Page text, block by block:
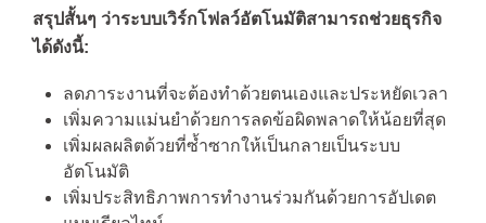
สรุปสั้นๆ ว่าระบบเวิร์กโฟลว์อัตโนมัติสามารถช่วยธุรกิจ
ได้ดังนี้:
ลดภาระงานที่จะต้องทำด้วยตนเองและประหยัดเวลา
เพิ่มความแม่นยำด้วยการลดข้อผิดพลาดให้น้อยที่สุด
เพิ่มผลผลิตด้วยที่ซ้ำซากให้เป็นกลายเป็นระบบ
อัตโนมัติ
เพิ่มประสิทธิภาพการทำงานร่วมกันด้วยการอัปเดต